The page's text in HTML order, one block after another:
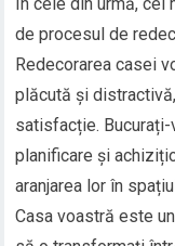
În cele din urmă,
de procesul de
Redecorarea casei
plăcută și
satisfacție.
planificare și
aranjarea lor în
Casa voastră este